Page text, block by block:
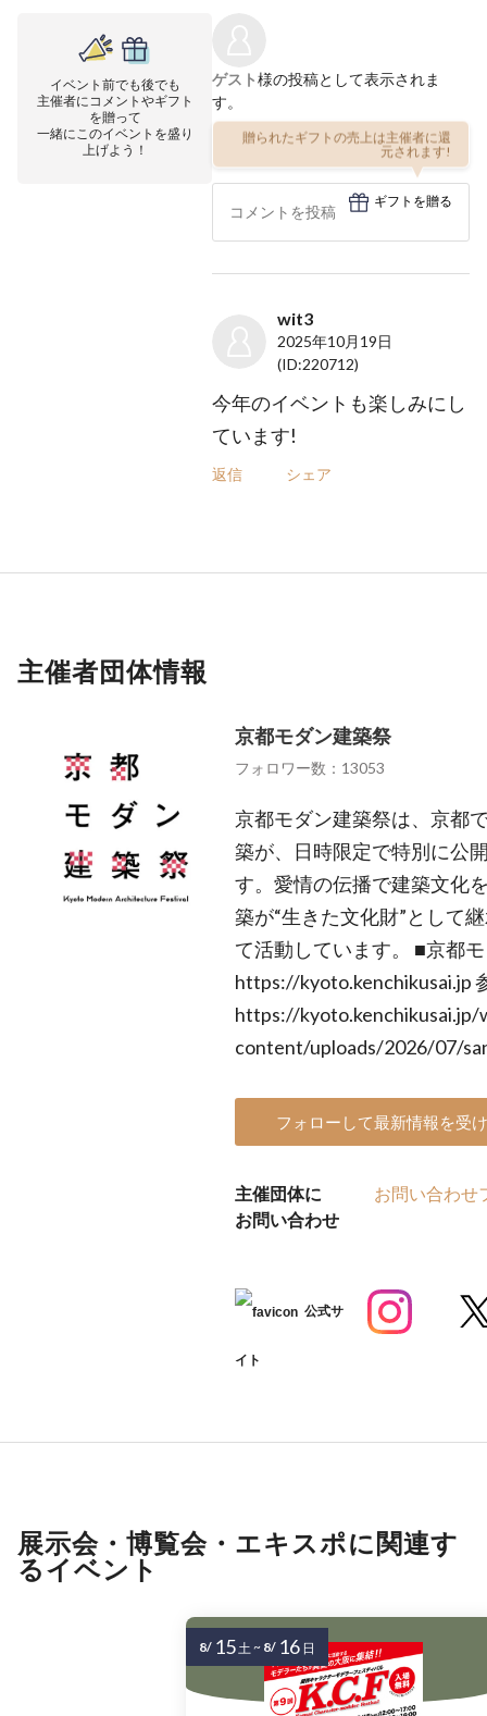
イベント前でも後でも
主催者にコメントやギフト
を贈って
一緒にこのイベントを盛り
上げよう！
ゲスト様の投稿として表示されま
す。
贈られたギフトの売上は主催者に還
元されます!
ギフトを贈る
wit3
2025年10月19日
(ID:220712)
今年のイベントも楽しみにし
ています!
返信 シェア
主催者団体情報
京都モダン建築祭
フォロワー数：13053
京都モダン建築祭は、京都
築が、日時限定で特別に公
す。愛情の伝播で建築文化
築が“生きた文化財”として
て活動しています。 ■京都
https://kyoto.kenchikusai.jp
https://kyoto.kenchikusai.jp/
content/uploads/2026/07/
フォローして最新情報を受
主催団体に
お問い合わせ
お問い合わせ
公式サ
イト
展示会・博覧会・エキスポに関連す
るイベント
8/ 15土~ 8/ 16 日